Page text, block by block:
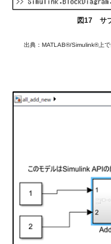
図17 サ
出典：MATLAB®/Simulink®上